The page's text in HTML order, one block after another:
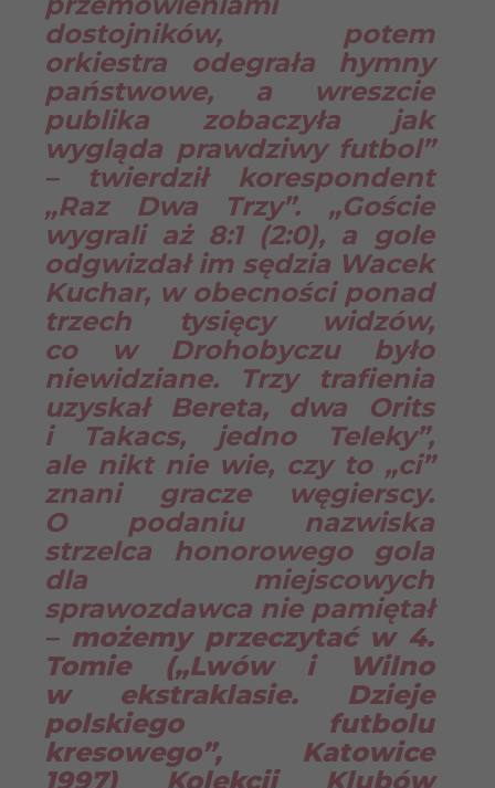
dostojników, potem
orkiestra odegrała hymny
państwowe, a wreszcie
publika zobaczyła jak
wygląda prawdziwy futbol”
– twierdził korespondent
„Raz Dwa Trzy”. „Goście
wygrali aż 8:1 (2:0), a gole
odgwizdał im sędzia Wacek
Kuchar, w obecności ponad
trzech tysięcy widzów,
co w Drohobyczu było
niewidziane. Trzy trafienia
uzyskał Bereta, dwa Orits
i Takacs, jedno Teleky”,
ale nikt nie wie, czy to „ci”
znani gracze węgierscy.
O podaniu nazwiska
strzelca honorowego gola
dla miejscowych
sprawozdawca nie pamiętał
– możemy przeczytać w 4.
Tomie („Lwów i Wilno
w ekstraklasie. Dzieje
polskiego futbolu
kresowego”, Katowice
1997) Kolekcji Klubów